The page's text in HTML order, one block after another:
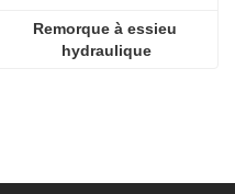
Remorque à essieu
hydraulique